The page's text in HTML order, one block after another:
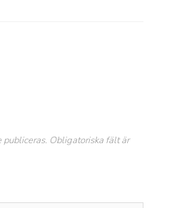
publiceras. Obligatoriska fält är